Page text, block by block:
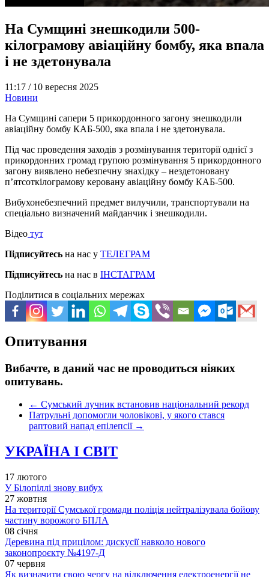
На Сумщині знешкодили 500-
кілограмову авіаційну бомбу, яка впала
і не здетонувала
11:17 / 10 вересня 2025
Новини
На Сумщині сапери 5 прикордонного загону знешкодили
авіаційну бомбу КАБ-500, яка впала і не здетонувала.
Під час проведення заходів з розмінування території однієї з
прикордонних громад групою розмінування 5 прикордонного
загону виявлено небезпечну знахідку – нездетоновану
п’ятсоткілограмову керовану авіаційну бомбу КАБ-500.
Вибухонебезпечний предмет вилучили, транспортували на
спеціально визначений майданчик і знешкодили.
Відео тут
Підписуйтесь на нас у ТЕЛЕГРАМ
Підписуйтесь на нас в ІНСТАГРАМ
Поділитися в соціальних мережах
Опитування
Вибачте, в даний час не проводиться ніяких
опитувань.
← Сумський лучник встановив національний рекорд
Патрульні допомогли чоловікові, у якого стався
раптовий напад епілепсії →
УКРАЇНА І СВІТ
17 лютого
У Білопіллі знову вибух
27 жовтня
На території Сумської громади поліція нейтралізувала бойову
частину ворожого БПЛА
08 січня
Деревина під прицілом: дискусії навколо нового
законопроєкту №4197-Д
07 червня
Як визначити свою чергу на відключення електроенергії не